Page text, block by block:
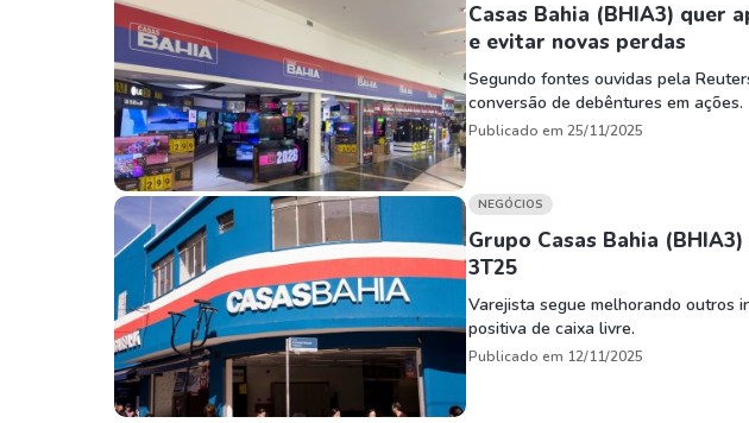
Casas Bahia (BHIA3) quer
e evitar novas perdas
Segundo fontes ouvidas pela
conversão de debêntures em ações.
Publicado em 25/11/2025
NEGÓCIOS
Grupo Casas Bahia
3T25
Varejista segue melhorando outros
positiva de caixa livre.
Publicado em 12/11/2025